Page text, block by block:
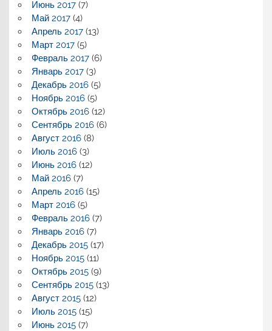
Июнь 2017(7)
Май 2017(4)
Апрель 2017(13)
Март 2017(5)
Февраль 2017(6)
Январь 2017(3)
Декабрь 2016(5)
Ноябрь 2016(5)
Октябрь 2016(12)
Сентябрь 2016(6)
Август 2016(8)
Июль 2016(3)
Июнь 2016(12)
Май 2016(7)
Апрель 2016(15)
Март 2016(5)
Февраль 2016(7)
Январь 2016(7)
Декабрь 2015(17)
Ноябрь 2015(11)
Октябрь 2015(9)
Сентябрь 2015(13)
Август 2015(12)
Июль 2015(15)
Июнь 2015(7)